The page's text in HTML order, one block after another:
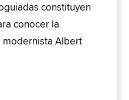
constituyen
conocer la
Albert